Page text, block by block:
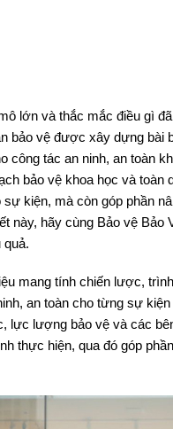
lớn và thắc mắc điều gì
bảo vệ được xây dựng bài
công tác an ninh, an toàn
bảo vệ khoa học và
kiện, mà còn góp phần
này, hãy cùng Bảo vệ
quả.
mang tính chiến lược,
an toàn cho từng sự
lực lượng bảo vệ và các
thực hiện, qua đó góp